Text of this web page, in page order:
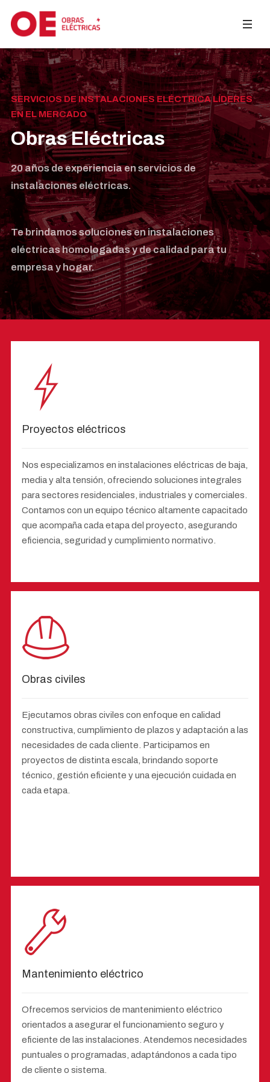
SERVICIOS DE INSTALACIONES ELÉCTRICA LÍDERES
EN EL MERCADO
Obras Eléctricas
20 años de experiencia en servicios de
instalaciones eléctricas.
Te brindamos soluciones en instalaciones
eléctricas homologadas y de calidad para tu
empresa y hogar.
Proyectos eléctricos
Nos especializamos en instalaciones eléctricas de baja,
media y alta tensión, ofreciendo soluciones integrales
para sectores residenciales, industriales y comerciales.
Contamos con un equipo técnico altamente capacitado
que acompaña cada etapa del proyecto, asegurando
eficiencia, seguridad y cumplimiento normativo.
Obras civiles
Ejecutamos obras civiles con enfoque en calidad
constructiva, cumplimiento de plazos y adaptación a las
necesidades de cada cliente. Participamos en
proyectos de distinta escala, brindando soporte
técnico, gestión eficiente y una ejecución cuidada en
cada etapa.
Mantenimiento eléctrico
Ofrecemos servicios de mantenimiento eléctrico
orientados a asegurar el funcionamiento seguro y
eficiente de las instalaciones. Atendemos necesidades
puntuales o programadas, adaptándonos a cada tipo
de cliente o sistema.